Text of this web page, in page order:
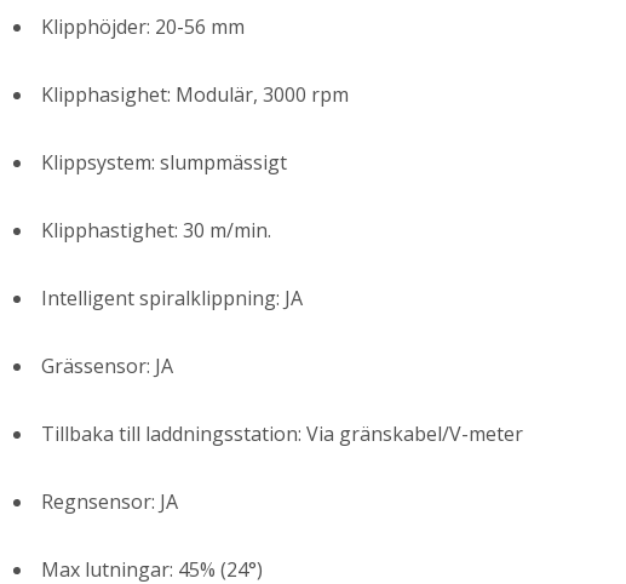
Klipphöjder: 20-56 mm
Klipphasighet: Modulär, 3000 rpm
Klippsystem: slumpmässigt
Klipphastighet: 30 m/min.
Intelligent spiralklippning: JA
Grässensor: JA
Tillbaka till laddningsstation: Via gränskabel/V-meter
Regnsensor: JA
Max lutningar: 45% (24°)